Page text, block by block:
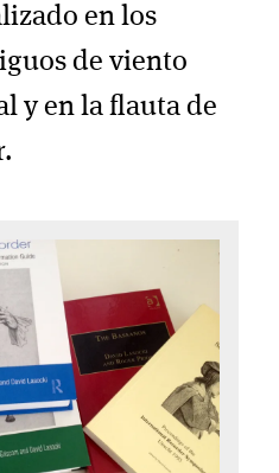
en los
de viento
y en la flauta de